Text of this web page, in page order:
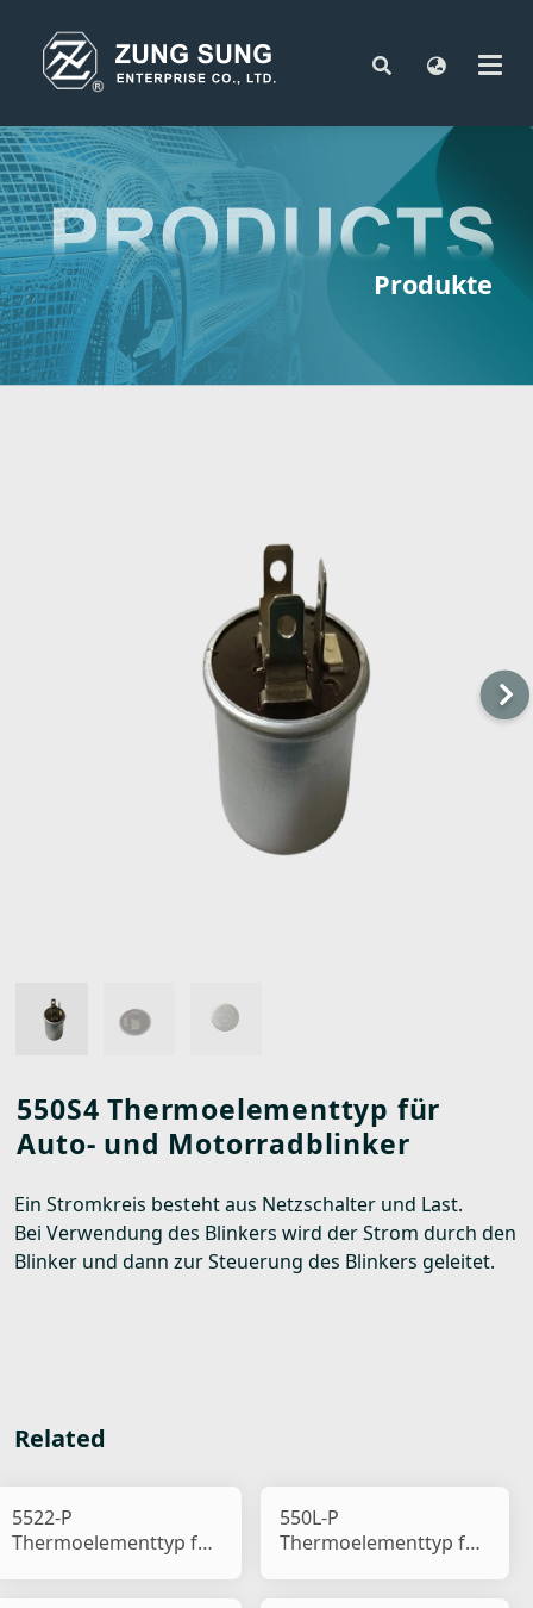
Produkte
550S4 Thermoelementtyp für
Auto- und Motorradblinker
Ein Stromkreis besteht aus Netzschalter und Last.
Bei Verwendung des Blinkers wird der Strom durch den
Blinker und dann zur Steuerung des Blinkers geleitet.
Related
5522-P
Thermoelementtyp für
Motorradblinker
550L-P
Thermoelementtyp für
Motorradblinker